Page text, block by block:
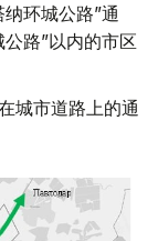
环城公路”通
路”以内的市区
城市道路上的通